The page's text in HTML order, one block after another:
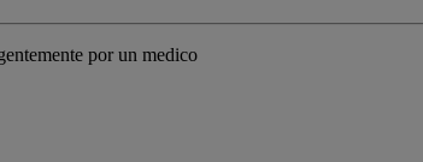
por un medico